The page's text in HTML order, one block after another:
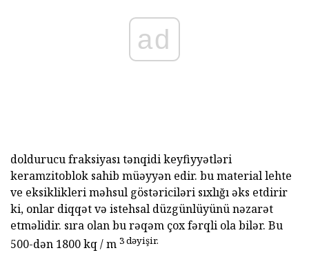
ad
doldurucu fraksiyası tənqidi keyfiyyətləri
keramzitoblok sahib müəyyən edir. bu material lehte
ve eksiklikleri məhsul göstəriciləri sıxlığı əks etdirir
ki, onlar diqqət və istehsal düzgünlüyünü nəzarət
etməlidir. sıra olan bu rəqəm çox fərqli ola bilər. Bu
500-dən 1800 kq / m 3 dəyişir.